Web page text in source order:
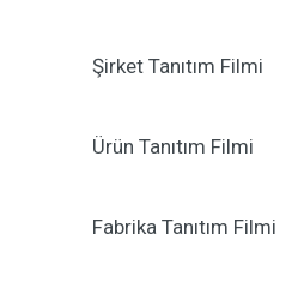
Şirket Tanıtım Filmi
Ürün Tanıtım Filmi
Fabrika Tanıtım Filmi